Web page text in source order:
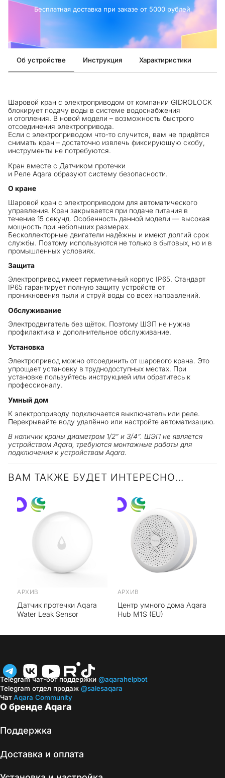
Бесплатная доставка при заказе от 5000 рублей
Об устройстве Инструкция Характиристики
Шаровой кран с электроприводом от компании GIDROLOCK
блокирует подачу воды в системе водоснабжения
и отопления. В новой модели – возможность быстрого
отсоединения электропривода.
Если с электроприводом что-то случится, вам не придётся
снимать кран – достаточно извлечь фиксирующую скобу,
инструменты не потребуются.
Кран вместе с Датчиком протечки
и Реле Aqara образуют систему безопасности.
О кране
Шаровой кран с электроприводом для автоматического
управления. Кран закрывается при подаче питания в
течение 15 секунд. Особенность данной модели — высокая
мощность при небольших размерах.
Бесколлекторные двигатели надёжны и имеют долгий срок
службы. Поэтому используются не только в бытовых, но и в
промышленных условиях.
Защита
Электропривод имеет герметичный корпус IP65. Стандарт
IP65 гарантирует полную защиту устройств от
проникновения пыли и струй воды со всех направлений.
Обслуживание
Электродвигатель без щёток. Поэтому ШЭП не нужна
профилактика и дополнительное обслуживание.
Установка
Электропривод можно отсоединить от шарового крана. Это
упрощает установку в труднодоступных местах. При
установке пользуйтесь инструкцией или обратитесь к
профессионалу.
Умный дом
К электроприводу подключается выключатель или реле.
Перекрывайте воду удалённо или настройте автоматизацию.
В наличии краны диаметром 1/2” и 3/4”. ШЭП не является
устройством Aqara, требуются монтажные работы для
подключения к устройствам Aqara.
ВАМ ТАКЖЕ БУДЕТ ИНТЕРЕСНО…
АРХИВ
Датчик протечки Aqara
Water Leak Sensor
АРХИВ
Центр умного дома Aqara
Hub M1S (EU)
О бренде Aqara
Поддержка
Доставка и оплата
Telegram чат-бот поддержки @aqarahelpbot
Telegram отдел продаж @salesaqara
ЧатAqara Community